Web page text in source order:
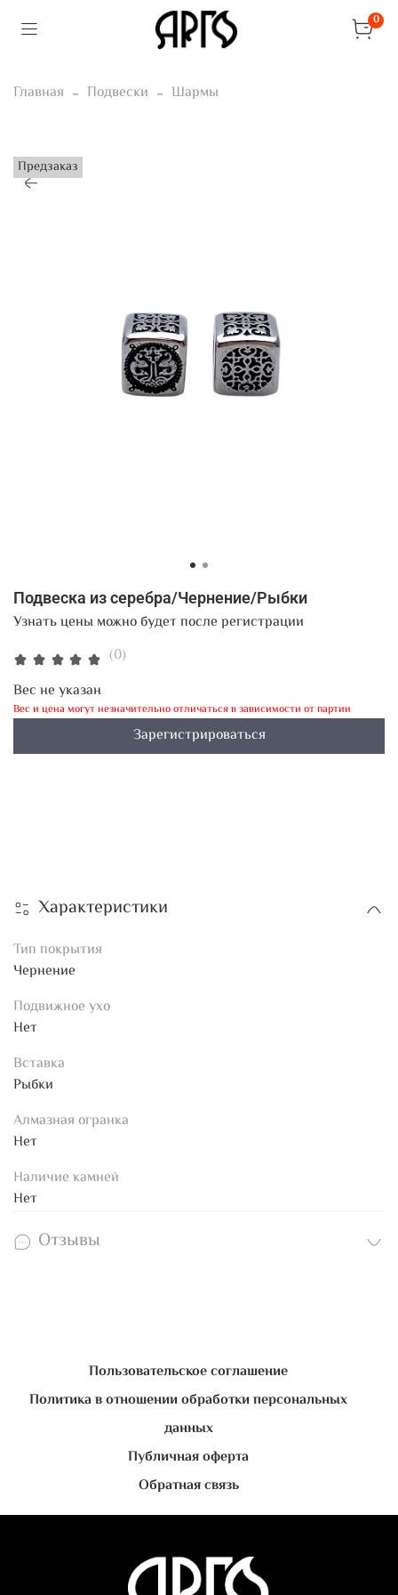
0
Главная Подвески Шармы
Предзаказ
(0)
Подвеска из серебра/Чернение/Рыбки
Узнать цены можно будет после регистрации
Вес не указан
Вес и цена могут незначительно отличаться в зависимости от партии
Зарегистрироваться
Характеристики
Тип покрытия
Чернение
Подвижное ухо
Нет
Вставка
Рыбки
Алмазная огранка
Нет
Наличие камней
Нет
Отзывы
Пользовательское соглашение
Политика в отношении обработки персональных
данных
Публичная оферта
Обратная связь